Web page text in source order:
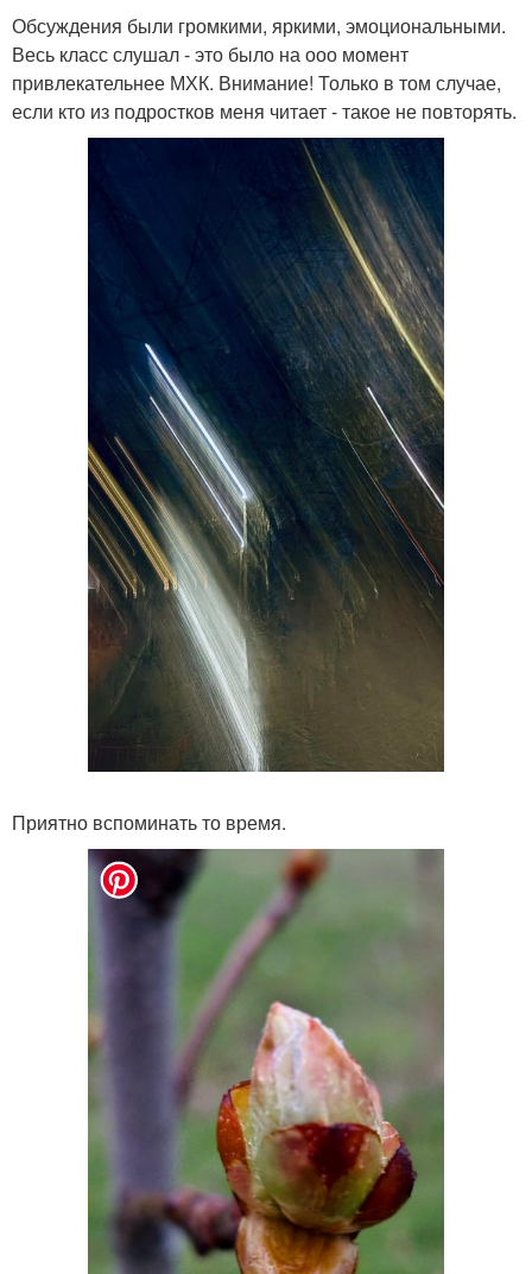
Обсуждения были громкими, яркими, эмоциональными.
Весь класс слушал - это было на ооо момент
привлекательнее МХК. Внимание! Только в том случае,
если кто из подростков меня читает - такое не повторять.
Приятно вспоминать то время.